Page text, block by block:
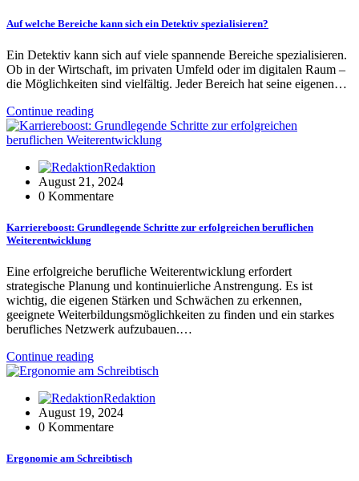
Auf welche Bereiche kann sich ein Detektiv spezialisieren?
Ein Detektiv kann sich auf viele spannende Bereiche spezialisieren.
Ob in der Wirtschaft, im privaten Umfeld oder im digitalen Raum –
die Möglichkeiten sind vielfältig. Jeder Bereich hat seine eigenen…
Continue reading
Redaktion
August 21, 2024
0 Kommentare
Karriereboost: Grundlegende Schritte zur erfolgreichen beruflichen
Weiterentwicklung
Eine erfolgreiche berufliche Weiterentwicklung erfordert
strategische Planung und kontinuierliche Anstrengung. Es ist
wichtig, die eigenen Stärken und Schwächen zu erkennen,
geeignete Weiterbildungsmöglichkeiten zu finden und ein starkes
berufliches Netzwerk aufzubauen.…
Continue reading
Redaktion
August 19, 2024
0 Kommentare
Ergonomie am Schreibtisch